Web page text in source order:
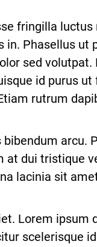
fringilla
Phasellus
sed
id purus
rutrum
dui tristique
lacinia sit
Lorem
scelerisque